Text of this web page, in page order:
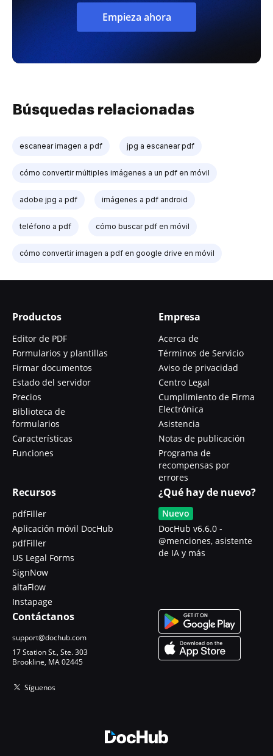
Empieza ahora
Búsquedas relacionadas
escanear imagen a pdf jpg a escanear pdf
cómo convertir múltiples imágenes a un pdf en móvil
adobe jpg a pdf imágenes a pdf android
teléfono a pdf cómo buscar pdf en móvil
cómo convertir imagen a pdf en google drive en móvil
Productos
Editor de PDF
Formularios y plantillas
Firmar documentos
Estado del servidor
Precios
Biblioteca de
formularios
Características
Funciones
Empresa
Acerca de
Términos de Servicio
Aviso de privacidad
Centro Legal
Cumplimiento de Firma
Electrónica
Asistencia
Notas de publicación
Programa de
recompensas por
errores
Recursos
pdfFiller
Aplicación móvil DocHub
pdfFiller
US Legal Forms
SignNow
altaFlow
Instapage
¿Qué hay de nuevo?
Nuevo
DocHub v6.6.0 -
@menciones, asistente
de IA y más
Contáctanos
support@dochub.com
17 Station St., Ste. 303
Brookline, MA 02445
Síguenos